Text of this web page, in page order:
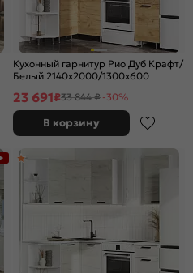
Кухонный гарнитур Рио Дуб Крафт/
Белый 2140x2000/1300x600
23 691₽33 844 ₽ -30%
В корзину